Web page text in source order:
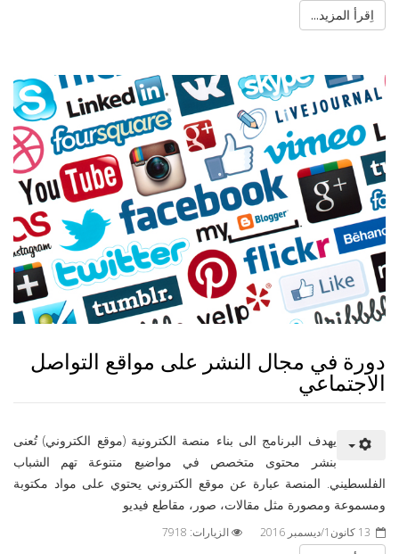
اِقرأ المزيد...
دورة في مجال النشر على مواقع التواصل
الاجتماعي
يهدف البرنامج الى بناء منصة الكترونية (موقع الكتروني) تُعنى
بنشر محتوى متخصص في مواضيع متنوعة تهم الشباب
الفلسطيني. المنصة عبارة عن موقع الكتروني يحتوي على مواد مكتوبة
ومسموعة ومصورة مثل مقالات، صور، مقاطع فيديو
13 كانون1/ديسمبر 2016 الزيارات: 7918